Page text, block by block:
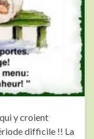
y croient
difficile !! La